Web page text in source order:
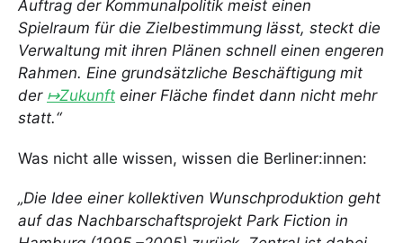
Auftrag der Kommunalpolitik meist einen
Spielraum für die Zielbestimmung lässt, steckt die
Verwaltung mit ihren Plänen schnell einen engeren
Rahmen. Eine grundsätzliche Beschäftigung mit
der ↦Zukunft einer Fläche findet dann nicht mehr
statt.“
Was nicht alle wissen, wissen die Berliner:innen:
„Die Idee einer kollektiven Wunschproduktion geht
auf das Nachbarschaftsprojekt Park Fiction in